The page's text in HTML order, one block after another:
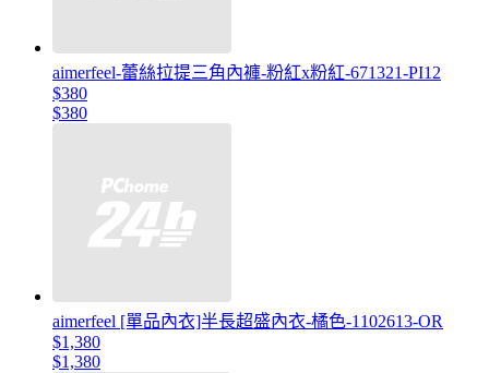
aimerfeel-蕾絲拉提三角內褲-粉紅x粉紅-671321-PI12
$380
$380
aimerfeel [單品內衣]半長超盛內衣-橘色-1102613-OR
$1,380
$1,380